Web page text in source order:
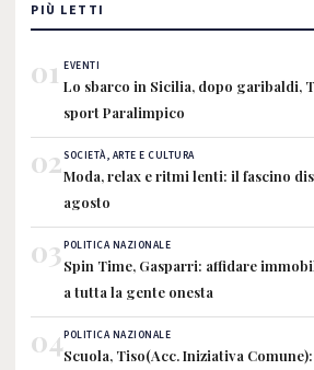
PIÙ LETTI
01 EVENTI
Lo sbarco in Sicilia, dopo garibaldi,
sport Paralimpico
02SOCIETÀ, ARTE E CULTURA
Moda, relax e ritmi lenti: il fascino
agosto
03POLITICA NAZIONALE
Spin Time, Gasparri: affidare
a tutta la gente onesta
04POLITICA NAZIONALE
Scuola, Tiso(Acc. Iniziativa